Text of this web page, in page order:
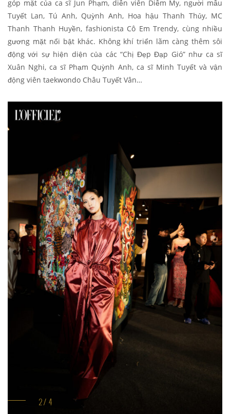
góp mặt của ca sĩ Jun Phạm, diễn viên Diễm My, người mẫu
Tuyết Lan, Tú Anh, Quỳnh Anh, Hoa hậu Thanh Thủy, MC
Thanh Thanh Huyền, fashionista Cô Em Trendy, cùng nhiều
gương mặt nổi bật khác. Không khí triển lãm càng thêm sôi
động với sự hiện diện của các “Chị Đẹp Đạp Gió” như ca sĩ
Xuân Nghi, ca sĩ Phạm Quỳnh Anh, ca sĩ Minh Tuyết và vận
động viên taekwondo Châu Tuyết Vân…